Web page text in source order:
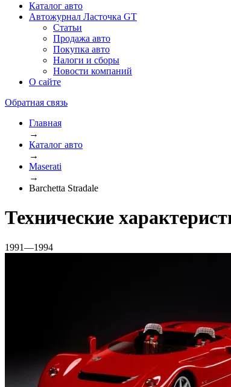
Каталог авто
Автожурнал Ласточка GT
Статьи
Продажа авто
Покупка авто
Налоги и сборы
Новости компаний
О сайте
Обратная связь
Главная
→
Каталог авто
→
Maserati
→
Barchetta Stradale
Технические
1991—1994